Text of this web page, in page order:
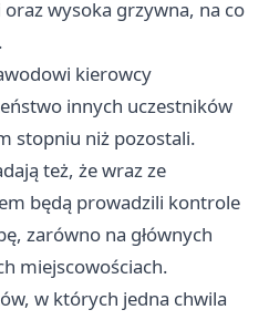
wysoka grzywna, na co
.
kierowcy
innych uczestników
stopniu niż pozostali.
też, że wraz ze
będą prowadzili kontrole
zarówno na głównych
miejscowościach.
w których jedna chwila